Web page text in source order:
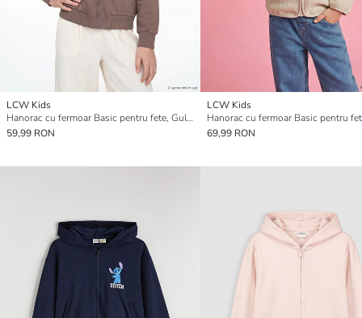
LCW Kids
Hanorac cu fermoar Basic pentru fete, Guler baseball, Material moale
59,99 RON
LCW Kids
69,99 RON